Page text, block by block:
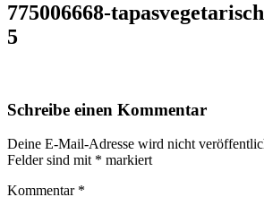
775006668-
5
Schreibe einen Kommentar
Deine E-Mail-Adresse wird nicht
Felder sind mit * markiert
Kommentar *